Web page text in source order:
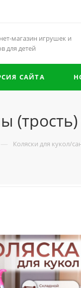
магазин игрушек и
для детей
САЙТА
— Коляски для кукол/